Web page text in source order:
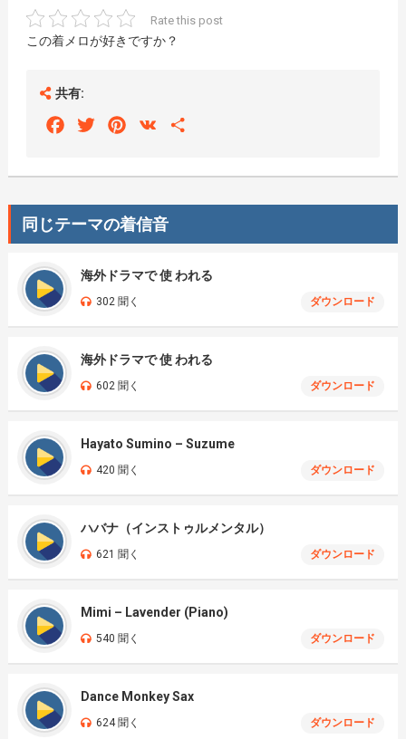
Rate this post
この着メロが好きですか？
共有:
FacebookTwitterPinterest
VK
同じテーマの着信音
海外ドラマで 使 われる
302 聞く ダウンロード
海外ドラマで 使 われる
602 聞く ダウンロード
Hayato Sumino – Suzume
420 聞く ダウンロード
ハバナ（インストゥルメンタル）
621 聞く ダウンロード
Mimi – Lavender (Piano)
540 聞く ダウンロード
Dance Monkey Sax
624 聞く ダウンロード